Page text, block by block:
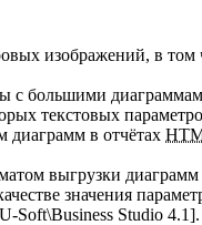
изображений, в том
с большими
текстовых
диаграмм в отчётах
выгрузки
значения
Soft\Business Studio 4.1].